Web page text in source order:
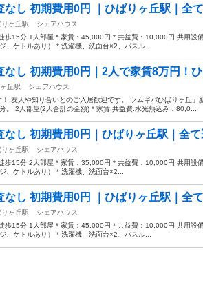
なし 初期費用0円 ｜ひばりヶ丘駅｜全
ヶ丘駅
シェアハウス
歩15分 1人部屋 * 家賃：45,000円 * 共益費：10,000円 共用設
、ケトルあり） * 洗濯機、洗面台×2、バスル...
なし 初期費用0円｜2人で家賃8万円！
丘駅
シェアハウス
友人や知り合いとのご入居歓迎です。 ツムギバひばりヶ丘」
。 2人部屋(2人合計の金額) * 家賃.共益費.水光熱込み：80,0...
なし 初期費用0円｜ひばりヶ丘駅｜全
ヶ丘駅
シェアハウス
歩15分 2人部屋 * 家賃：35,000円 * 共益費：10,000円 共用設
、ケトルあり） * 洗濯機、洗面台×2...
なし 初期費用0円 ｜ひばりヶ丘駅｜全
ヶ丘駅
シェアハウス
歩15分 1人部屋 * 家賃：45,000円 * 共益費：10,000円 共用設
、ケトルあり） * 洗濯機、洗面台×2、バスル...